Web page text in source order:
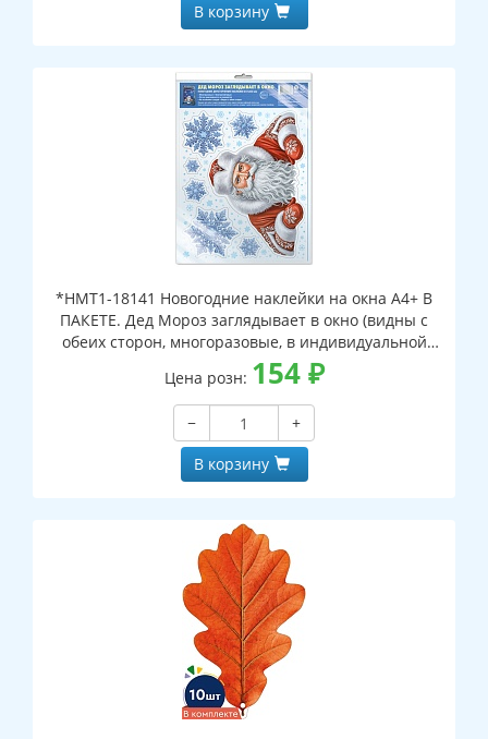
В корзину
*НМТ1-18141 Новогодние наклейки на окна А4+ В
ПАКЕТЕ. Дед Мороз заглядывает в окно (видны с
обеих сторон, многоразовые, в индивидуальной
упаковке, с европодвесом и клеевым клапаном)
Цена розн: 154₽
−
+
В корзину